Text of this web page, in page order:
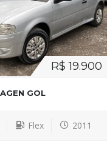
R$ 19.900
GOL
Flex 2011